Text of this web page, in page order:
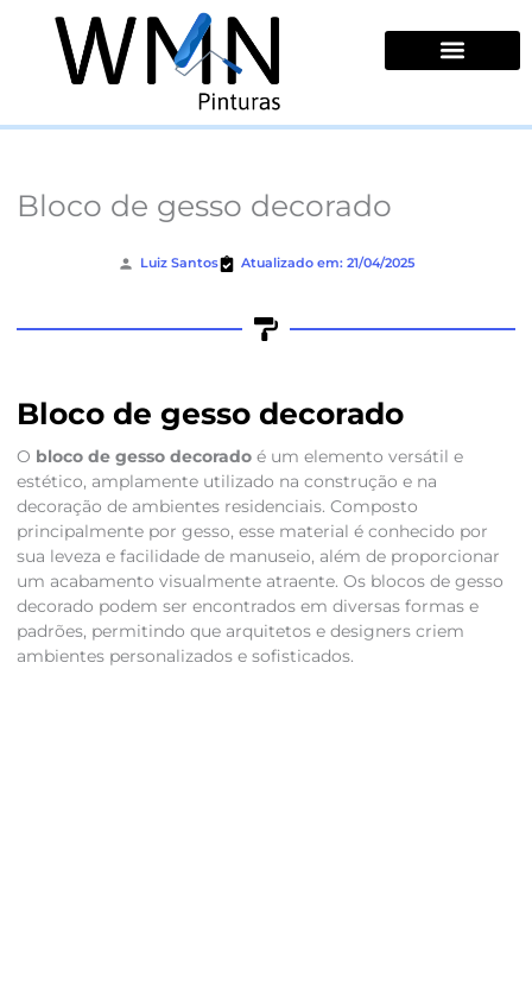
conteúdo
Bloco de gesso decorado
Luiz Santos Atualizado em: 21/04/2025
Bloco de gesso decorado
O bloco de gesso decoradoé um elemento versátil e
estético, amplamente utilizado na construção e na
decoração de ambientes residenciais. Composto
principalmente por gesso, esse material é conhecido por
sua leveza e facilidade de manuseio, além de proporcionar
um acabamento visualmente atraente. Os blocos de gesso
decorado podem ser encontrados em diversas formas e
padrões, permitindo que arquitetos e designers criem
ambientes personalizados e sofisticados.